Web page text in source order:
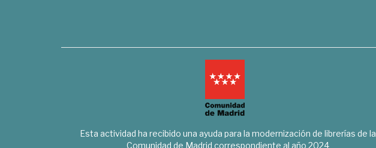
Esta actividad ha recibido una ayuda para la modernización de librerías de la
Comunidad de Madrid correspondiente al año 2024